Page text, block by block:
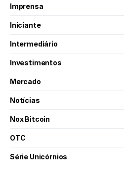
Imprensa
Iniciante
Intermediário
Investimentos
Mercado
Notícias
Nox Bitcoin
OTC
Série Unicórnios